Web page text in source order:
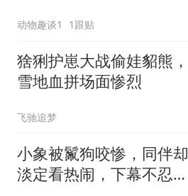
动物趣谈1 1跟贴
猞猁护崽大战偷娃貂熊，
雪地血拼场面惨烈
飞驰追梦
小象被鬣狗咬惨，同伴却
淡定看热闹，下幕不忍心